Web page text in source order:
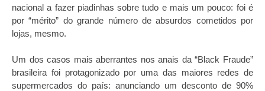
nacional a fazer piadinhas sobre tudo e mais um pouco: foi é
por “mérito” do grande número de absurdos cometidos por
lojas, mesmo.
Um dos casos mais aberrantes nos anais da “Black Fraude”
brasileira foi protagonizado por uma das maiores redes de
supermercados do país: anunciando um desconto de 90%